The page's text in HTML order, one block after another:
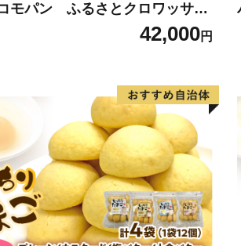
助」、企業・事業所の地
「公助」。これらそれ
あなたの想いを与謝野
■ 与謝野町ふるさと納税
※長期不在等による特典
できません。確実にお
※与謝野町にお住まいの
モパン ふるさとクロワッサン
計90個）／災害用備蓄 保存食 非
42,000円